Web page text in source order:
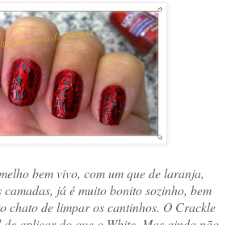
bem vivo, com um que de laranja,
já é muito bonito sozinho, bem
chato de limpar os cantinhos. O Crackle